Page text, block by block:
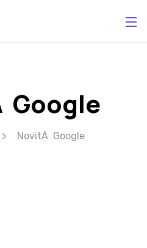
Google
NovitÃ Google